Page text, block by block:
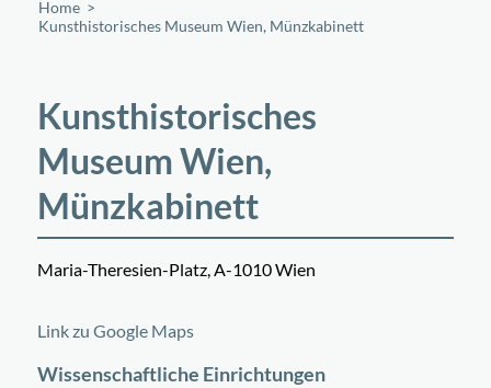
Home
Kunsthistorisches Museum Wien, Münzkabinett
Kunsthistorisches
Museum Wien,
Münzkabinett
Maria-Theresien-Platz, A-1010 Wien
+
Link zu Google Maps
Wissenschaftliche Einrichtungen